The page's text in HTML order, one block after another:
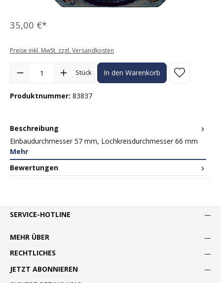
35,00 €*
Preise inkl. MwSt. zzgl. Versandkosten
Produkt Anzahl: Gib den gewünschten Wert ein oder benutze die
Stück In den Warenkorb
Produktnummer: 83837
Beschreibung
Einbaudurchmesser 57 mm, Lochkreisdurchmesser 66 mm
Mehr
Bewertungen
SERVICE-HOTLINE
MEHR ÜBER
RECHTLICHES
JETZT ABONNIEREN